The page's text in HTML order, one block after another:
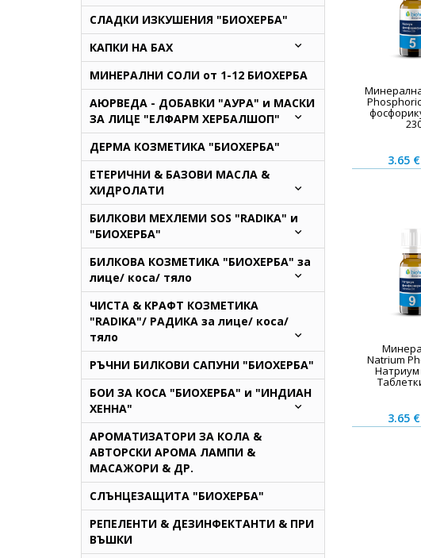
3.65 €
Natrium
3.65 €
СЛАДКИ ИЗКУШЕНИЯ "БИОХЕРБА"
КАПКИ НА БАХ
МИНЕРАЛНИ СОЛИ от 1-12 БИОХЕРБА
AЮРВЕДА - ДОБАВКИ "АУРА" и МАСКИ
ЗА ЛИЦЕ "ЕЛФАРМ ХЕРБАЛШОП"
ДЕРМА КОЗМЕТИКА "БИОХЕРБА"
ЕТЕРИЧНИ & БАЗОВИ МАСЛА &
ХИДРОЛАТИ
БИЛКОВИ МЕХЛЕМИ SOS "RADIKA" и
"БИОХЕРБА"
БИЛКОВА КОЗМЕТИКА "БИОХЕРБА" за
лице/ коса/ тяло
ЧИСТА & КРАФТ КОЗМЕТИКА
"RADIKA"/ РАДИКА за лице/ коса/
тяло
РЪЧНИ БИЛКОВИ САПУНИ "БИОХЕРБА"
БОИ ЗА КОСА "БИОХЕРБА" и "ИНДИАН
ХЕННА"
АРОМАТИЗАТОРИ ЗА КОЛА &
АВТОРСКИ АРОМА ЛАМПИ &
МАСАЖОРИ & ДР.
СЛЪНЦЕЗАЩИТА "БИОХЕРБА"
РЕПЕЛЕНТИ & ДЕЗИНФЕКТАНТИ & ПРИ
ВЪШКИ